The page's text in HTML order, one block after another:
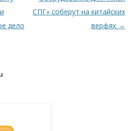
дело
СПГ» соберут на китайских
верфях →